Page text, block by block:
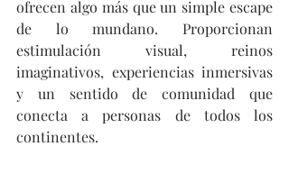
ofrecen algo más que un simple escape
de lo mundano. Proporcionan
estimulación visual, reinos
imaginativos, experiencias inmersivas
y un sentido de comunidad que
conecta a personas de todos los
continentes.